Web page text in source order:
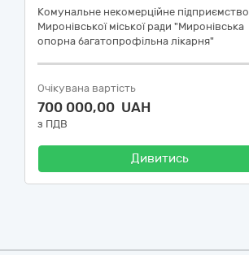
Комунальне некомерційне підприємство
Миронівської міської ради "Миронівська
опорна багатопрофільна лікарня"
Очікувана вартість
700 000,00 UAH
з ПДВ
Дивитись